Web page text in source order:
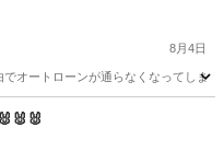
？
8月4日
オートローンが通らなくなってしま
オトロン